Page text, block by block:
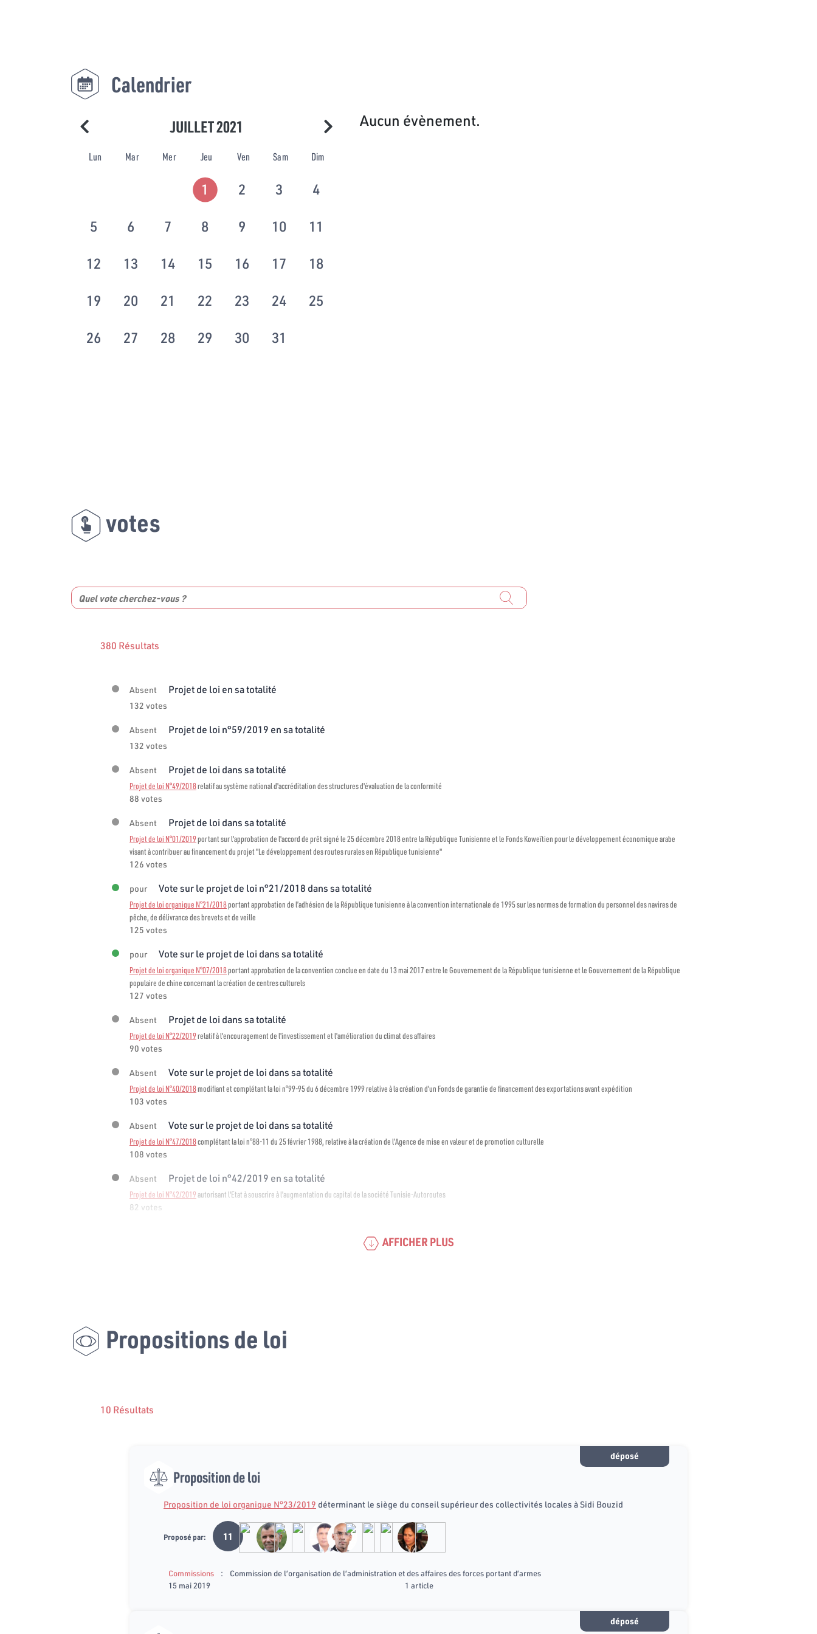
Calendrier
JUILLET 2021
Lun Mar Mer Jeu Ven Sam Dim
1 2 3 4
5 6 7 8 9 10 11
12 13 14 15 16 17 18
19 20 21 22 23 24 25
26 27 28 29 30 31
Aucun évènement.
votes
380 Résultats
Absent Projet de loi en sa totalité
132 votes
Absent Projet de loi n°59/2019 en sa totalité
132 votes
Absent Projet de loi dans sa totalité
Projet de loi N°49/2018relatif au système national d'accréditation des structures d'évaluation de la conformité
88 votes
Absent Projet de loi dans sa totalité
Projet de loi N°01/2019portant sur l'approbation de l'accord de prêt signé le 25 décembre 2018 entre la République Tunisienne et le Fonds Koweïtien pour le développement économique arabe
visant à contribuer au financement du projet "Le développement des routes rurales en République tunisienne"
126 votes
pour Vote sur le projet de loi n°21/2018 dans sa totalité
Projet de loi organique N°21/2018portant approbation de l’adhésion de la République tunisienne à la convention internationale de 1995 sur les normes de formation du personnel des navires de
pêche, de délivrance des brevets et de veille
125 votes
pour Vote sur le projet de loi dans sa totalité
Projet de loi organique N°07/2018portant approbation de la convention conclue en date du 13 mai 2017 entre le Gouvernement de la République tunisienne et le Gouvernement de la République
populaire de chine concernant la création de centres culturels
127 votes
Absent Projet de loi dans sa totalité
Projet de loi N°22/2019relatif à l'encouragement de l'investissement et l'amélioration du climat des affaires
90 votes
Absent Vote sur le projet de loi dans sa totalité
Projet de loi N°40/2018modifiant et complétant la loi n°99-95 du 6 décembre 1999 relative à la création d'un Fonds de garantie de financement des exportations avant expédition
103 votes
Absent Vote sur le projet de loi dans sa totalité
Projet de loi N°47/2018complétant la loi n°88-11 du 25 février 1988, relative à la création de l’Agence de mise en valeur et de promotion culturelle
108 votes
Absent Projet de loi n°42/2019 en sa totalité
Projet de loi N°42/2019autorisant l'Etat à souscrire à l'augmentation du capital de la société Tunisie-Autoroutes
82 votes
AFFICHER PLUS
Propositions de loi
10 Résultats
déposé
Proposition de loi
Proposition de loi organique N°23/2019 déterminant le siège du conseil supérieur des collectivités locales à Sidi Bouzid
Proposé par: 11
Commissions :
Commission de l’organisation de l’administration et des affaires des forces portant d’armes
15 mai 2019
1 article
déposé